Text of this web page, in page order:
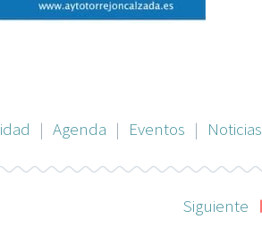
| Agenda | Eventos | Noticias
Siguiente